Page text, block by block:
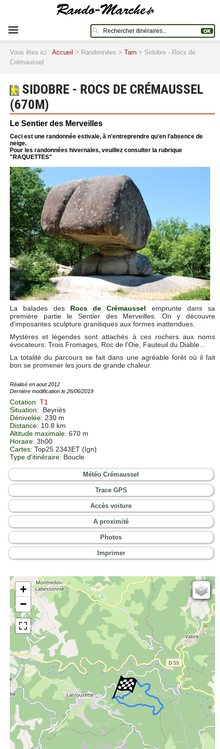
Vous êtes ici : Accueil > Randonnées > Tarn > Sidobre - Rocs de
Crémaussel
SIDOBRE - ROCS DE CRÉMAUSSEL
(670M)
Le Sentier des Merveilles
Ceci est une randonnée estivale, à n'entreprendre qu'en l'absence de
neige.
Pour les randonnées hivernales, veuillez consulter la rubrique
"RAQUETTES"
La balades des Rocs de Crémaussel emprunte dans sa
première partie le Sentier des Merveilles. On y découvre
d'imposantes sculpture granitiques aux formes inattendues.
Mystères et légendes sont attachés à ces rochers aux noms
évocateurs: Trois Fromages, Roc de l'Oie, Fauteuil du Diable...
La totalité du parcours se fait dans une agréable forêt où il fait
bon se promener les jours de grande chaleur.
Réalisé en aout 2012
Dernière modification le 26/06/2019
Cotation: T1
Situation:
Beyriès
Dénivelée: 230 m
Distance: 10.8 km
Altitude maximale: 670 m
Horaire: 3h00
Cartes: Top25 2343ET (Ign)
Type d'itinéraire: Boucle
Météo Crémaussel
Trace GPS
Accès voiture
A proximité
Photos
Imprimer
+
−
Cartes IGN
Open Topo Map
Open Street Map
ESRI Word Imagery
Photographies aériennes